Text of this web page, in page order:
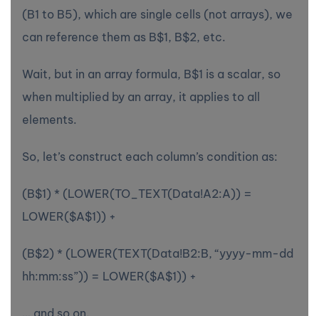
(B1 to B5), which are single cells (not arrays), we
can reference them as B$1, B$2, etc.
Wait, but in an array formula, B$1 is a scalar, so
when multiplied by an array, it applies to all
elements.
So, let’s construct each column’s condition as:
(B$1) * (LOWER(TO_TEXT(Data!A2:A)) =
LOWER($A$1)) +
(B$2) * (LOWER(TEXT(Data!B2:B, “yyyy-mm-dd
hh:mm:ss”)) = LOWER($A$1)) +